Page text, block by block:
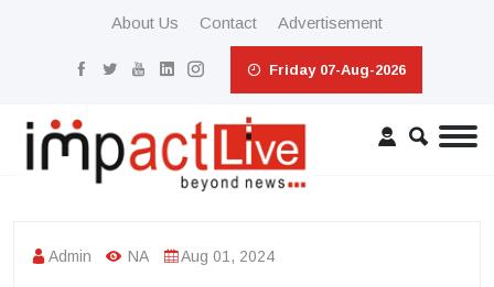
About Us Contact Advertisement
Friday 07-Aug-2026
Admin NA Aug 01, 2024